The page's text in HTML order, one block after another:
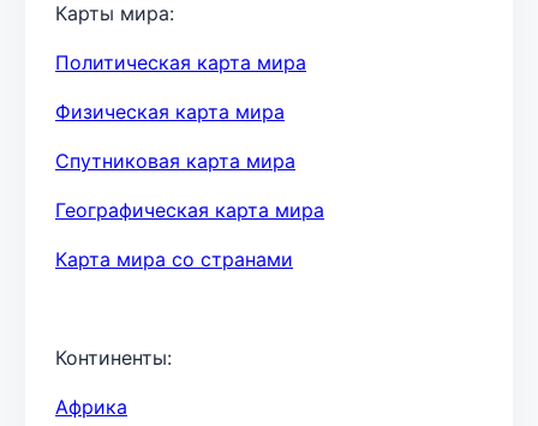
Карты мира:
Политическая карта мира
Физическая карта мира
Спутниковая карта мира
Географическая карта мира
Карта мира со странами
Континенты:
Африка